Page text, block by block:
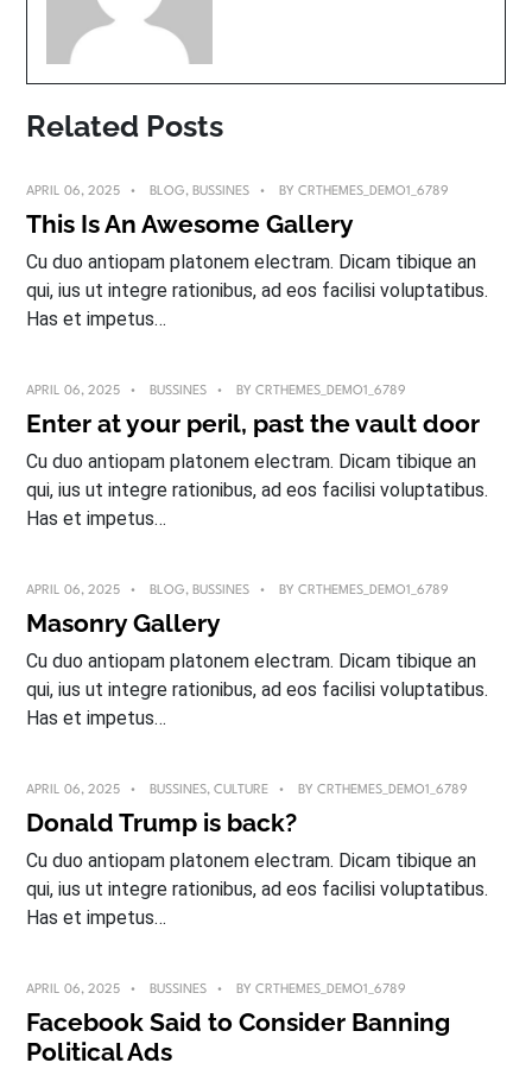
Related Posts
APRIL 06, 2025 BLOG, BUSSINES BY CRTHEMES_DEMO1_6789
This Is An Awesome Gallery
Cu duo antiopam platonem electram. Dicam tibique an
qui, ius ut integre rationibus, ad eos facilisi voluptatibus.
Has et impetus…
APRIL 06, 2025 BUSSINES BY CRTHEMES_DEMO1_6789
Enter at your peril, past the vault door
Cu duo antiopam platonem electram. Dicam tibique an
qui, ius ut integre rationibus, ad eos facilisi voluptatibus.
Has et impetus…
APRIL 06, 2025 BLOG, BUSSINES BY CRTHEMES_DEMO1_6789
Masonry Gallery
Cu duo antiopam platonem electram. Dicam tibique an
qui, ius ut integre rationibus, ad eos facilisi voluptatibus.
Has et impetus…
APRIL 06, 2025 BUSSINES, CULTURE BY CRTHEMES_DEMO1_6789
Donald Trump is back?
Cu duo antiopam platonem electram. Dicam tibique an
qui, ius ut integre rationibus, ad eos facilisi voluptatibus.
Has et impetus…
APRIL 06, 2025 BUSSINES BY CRTHEMES_DEMO1_6789
Facebook Said to Consider Banning
Political Ads